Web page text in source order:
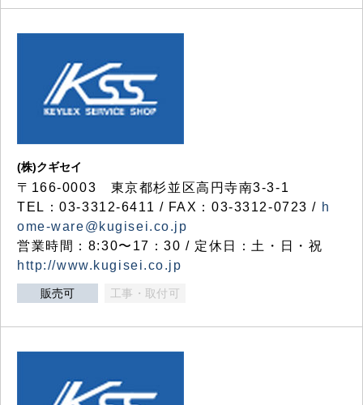
(株)クギセイ
〒166-0003 東京都杉並区高円寺南3-3-1
TEL：03-3312-6411 / FAX：03-3312-0723 / h
ome-ware@kugisei.co.jp
営業時間：8:30〜17：30 / 定休日：土・日・祝
http://www.kugisei.co.jp
販売可 工事・取付可